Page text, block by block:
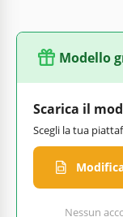
Modello
Scarica il
Scegli la tua
Nessun